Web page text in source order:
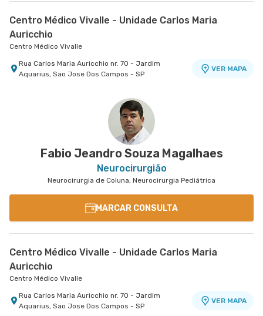
Centro Médico Vivalle - Unidade Carlos Maria
Auricchio
Centro Médico Vivalle
Rua Carlos Maria Auricchio nr. 70 - Jardim
Aquarius, Sao Jose Dos Campos - SP
VER MAPA
Fabio Jeandro Souza Magalhaes
Neurocirurgião
Neurocirurgia de Coluna, Neurocirurgia Pediátrica
MARCAR CONSULTA
Centro Médico Vivalle - Unidade Carlos Maria
Auricchio
Centro Médico Vivalle
Rua Carlos Maria Auricchio nr. 70 - Jardim
Aquarius, Sao Jose Dos Campos - SP
VER MAPA